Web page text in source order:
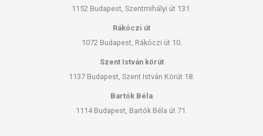
1152 Budapest, Szentmihályi út 131.
Rákóczi út
1072 Budapest, Rákóczi út 10.
Szent István körút
1137 Budapest, Szent István Körút 18.
Bartók Béla
1114 Budapest, Bartók Béla út 71.